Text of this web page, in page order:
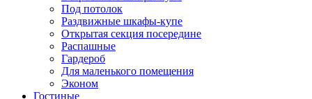
Под потолок
Раздвижные шкафы-купе
Открытая секция посередине
Распашные
Гардероб
Для маленького помещения
Эконом
Гостиные